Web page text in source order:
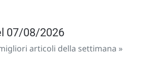
07/08/2026
articoli della settimana »